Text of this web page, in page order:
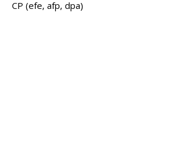
CP (efe, afp, dpa)